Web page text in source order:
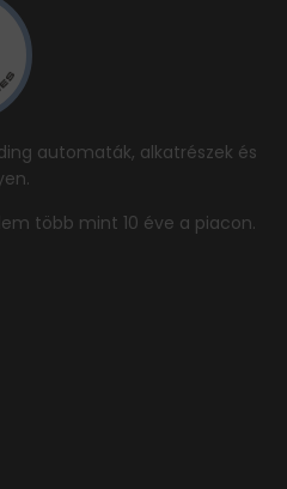
automaták, alkatrészek és
több mint 10 éve a piacon.